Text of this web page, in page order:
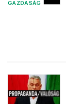
GAZDASÁG